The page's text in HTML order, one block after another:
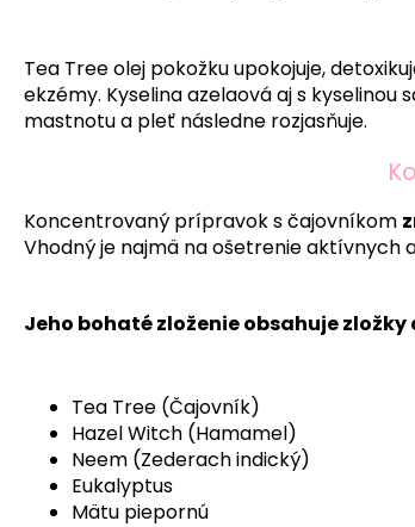
Tea Tree olej pokožku upokojuje,
ekzémy. Kyselina azelaová aj s kyselinou
mastnotu a pleť následne rozjasňuje.
Koncentrovaný prípravok s čajovníkom
Vhodný je najmä na ošetrenie aktívnych
Jeho bohaté zloženie obsahuje zložky
Tea Tree (Čajovník)
Hazel Witch (Hamamel)
Neem (Zederach indický)
Eukalyptus
Mätu piepornú